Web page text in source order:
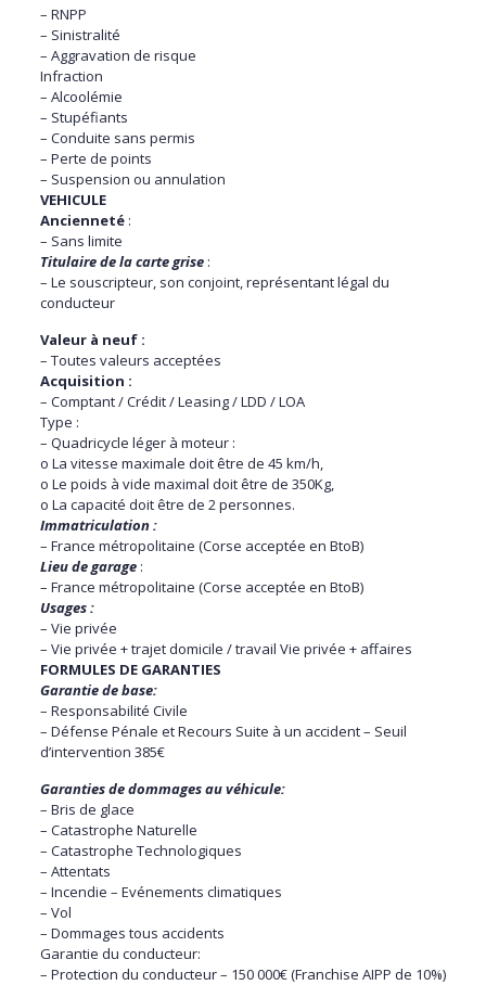
– RNPP
– Sinistralité
– Aggravation de risque
Infraction
– Alcoolémie
– Stupéfiants
– Conduite sans permis
– Perte de points
– Suspension ou annulation
VEHICULE
Ancienneté:
– Sans limite
Titulaire de la carte grise:
– Le souscripteur, son conjoint, représentant légal du
conducteur
Valeur à neuf :
– Toutes valeurs acceptées
Acquisition :
– Comptant / Crédit / Leasing / LDD / LOA
Type :
– Quadricycle léger à moteur :
o La vitesse maximale doit être de 45 km/h,
o Le poids à vide maximal doit être de 350Kg,
o La capacité doit être de 2 personnes.
Immatriculation :
– France métropolitaine (Corse acceptée en BtoB)
Lieu de garage:
– France métropolitaine (Corse acceptée en BtoB)
Usages :
– Vie privée
– Vie privée + trajet domicile / travail Vie privée + affaires
FORMULES DE GARANTIES
Garantie de base:
– Responsabilité Civile
– Défense Pénale et Recours Suite à un accident – Seuil
d’intervention 385€
Garanties de dommages au véhicule:
– Bris de glace
– Catastrophe Naturelle
– Catastrophe Technologiques
– Attentats
– Incendie – Evénements climatiques
– Vol
– Dommages tous accidents
Garantie du conducteur:
– Protection du conducteur – 150 000€ (Franchise AIPP de 10%)